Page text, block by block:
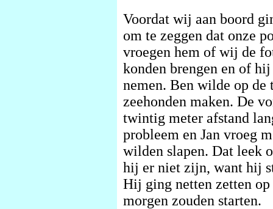
Voordat wij aan boord
om te zeggen dat onze
vroegen hem of wij de
konden brengen en of
nemen. Ben wilde op de
zeehonden maken. De
twintig meter afstand
probleem en Jan vroeg
wilden slapen. Dat leek
hij er niet zijn, want hij
Hij ging netten zetten
morgen zouden starten.